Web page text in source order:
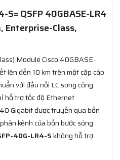
S= QSFP 40GBASE-LR4
Enterprise-Class,
Module Cisco 40GBASE-
lên đến 10 km trên một cặp cáp
với đầu nối LC song công.
hỗ trợ tốc độ Ethernet
Gigabit được truyền qua bốn
kênh của bốn bước sóng
40G-LR4-Skhông hỗ trợ